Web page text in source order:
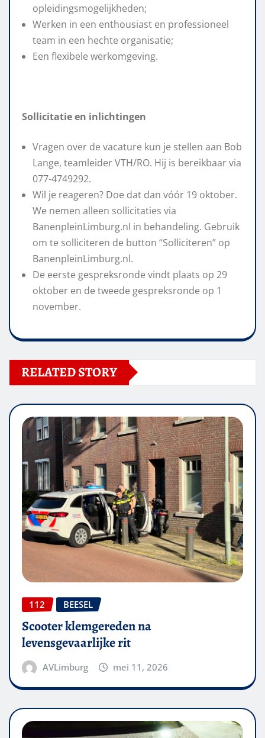
opleidingsmogelijkheden;
Werken in een enthousiast en professioneel
team in een hechte organisatie;
Een flexibele werkomgeving.
Sollicitatie en inlichtingen
Vragen over de vacature kun je stellen aan Bob
Lange, teamleider VTH/RO. Hij is bereikbaar via
077-4749292.
Wil je reageren? Doe dat dan vóór 19 oktober.
We nemen alleen sollicitaties via
BanenpleinLimburg.nl in behandeling. Gebruik
om te solliciteren de button “Solliciteren” op
BanenpleinLimburg.nl.
De eerste gespreksronde vindt plaats op 29
oktober en de tweede gespreksronde op 1
november.
RELATED STORY
112 BEESEL
Scooter klemgereden na
levensgevaarlijke rit
AVLimburg mei 11, 2026